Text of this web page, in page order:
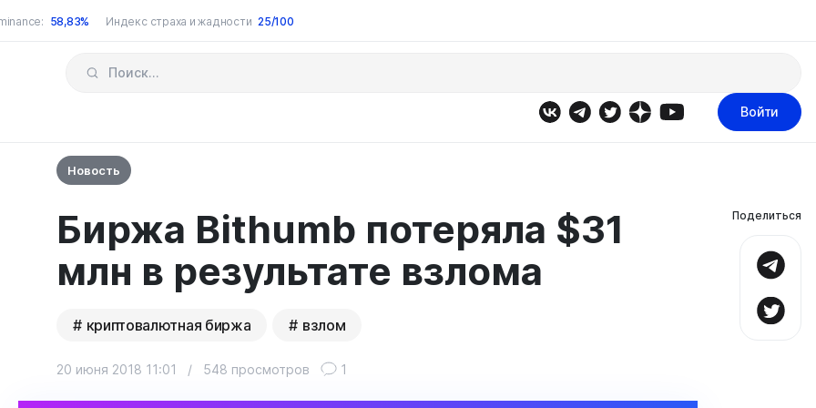
58,83% Индекс страха и жадности 25/100
Войти
Новость
Биржа Bithumb потеряла $31
млн в результате взлома
криптовалютная биржа взлом
20 июня 2018 11:01 / 548 просмотров 1
Поделиться